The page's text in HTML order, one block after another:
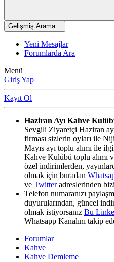
Gelişmiş Arama...
Yeni Mesajlar
Forumlarda Ara
Menü
Giriş Yap
Kayıt Ol
Haziran Ayı Kahve
Sevgili Ziyaretçi Haziran
firması sizlerin oyları ile
Mayıs ayı toplu alımı ile
Kahve Kulübü toplu alımı
özel indirimlerden,
olmak için buradan
ve Twitteradreslerinden
Telefon numaranızı
duyurularından, güncel
olmak istiyorsanız Bu Linke
Whatsapp Kanalını takip
Forumlar
Kahve
Kahve Demleme